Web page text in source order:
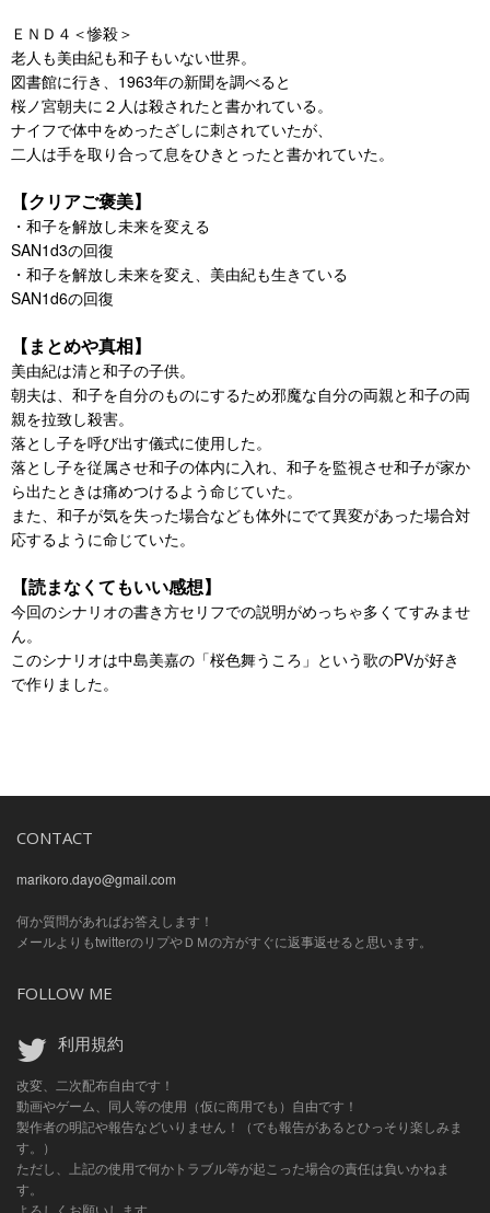
ＥＮＤ４＜惨殺＞
老人も美由紀も和子もいない世界。
図書館に行き、1963年の新聞を調べると
桜ノ宮朝夫に２人は殺されたと書かれている。
ナイフで体中をめったざしに刺されていたが、
二人は手を取り合って息をひきとったと書かれていた。
【クリアご褒美】
・和子を解放し未来を変える
SAN1d3の回復
・和子を解放し未来を変え、美由紀も生きている
SAN1d6の回復
【まとめや真相】
美由紀は清と和子の子供。
朝夫は、和子を自分のものにするため邪魔な自分の両親と和子の両
親を拉致し殺害。
落とし子を呼び出す儀式に使用した。
落とし子を従属させ和子の体内に入れ、和子を監視させ和子が家か
ら出たときは痛めつけるよう命じていた。
また、和子が気を失った場合なども体外にでて異変があった場合対
応するように命じていた。
【読まなくてもいい感想】
今回のシナリオの書き方セリフでの説明がめっちゃ多くてすみませ
ん。
このシナリオは中島美嘉の「桜色舞うころ」という歌のPVが好き
で作りました。
CONTACT
marikoro.dayo@gmail.com
何か質問があればお答えします！
メールよりもtwitterのリプやＤＭの方がすぐに返事返せると思います。
FOLLOW ME
利用規約
改変、二次配布自由です！
動画やゲーム、同人等の使用（仮に商用でも）自由です！
製作者の明記や報告などいりません！（でも報告があるとひっそり楽しみま
す。）
ただし、上記の使用で何かトラブル等が起こった場合の責任は負いかねま
す。